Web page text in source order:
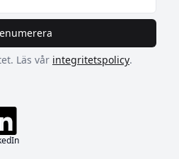
Läs vår integritetspolicy.